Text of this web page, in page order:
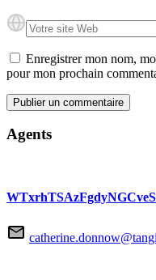
Enregistrer mon nom,
pour mon prochain
Agents